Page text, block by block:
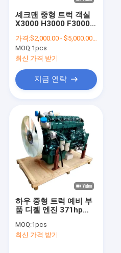
셰크맨 중형 트럭 객실
X3000 H3000 F3000
가격:$2,000.00 - $5,000.00/sets
MOQ:1pcs
최신 가격 받기
지금 연락
하우 중형 트럭 예비 부
품 디젤 엔진 371hp
Wd615.69
MOQ:1pcs
최신 가격 받기